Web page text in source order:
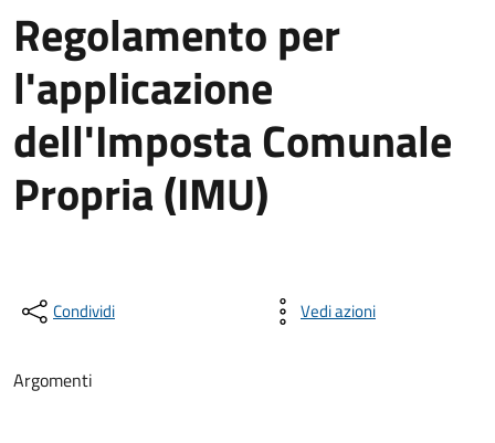
Regolamento per
l'applicazione
dell'Imposta Comunale
Propria (IMU)
Condividi Vedi azioni
Argomenti